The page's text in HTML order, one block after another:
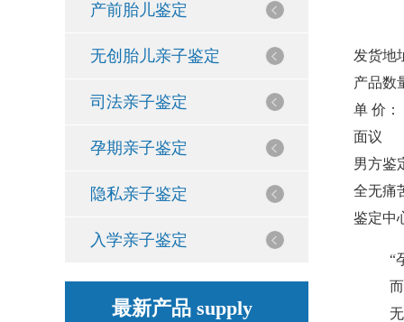
产前胎儿鉴定
无创胎儿亲子鉴定
司法亲子鉴定
孕期亲子鉴定
隐私亲子鉴定
入学亲子鉴定
最新产品 supply
发货地
产品数
单 价：
面议
男方鉴
全无痛
鉴定中
“
入学亲子鉴定